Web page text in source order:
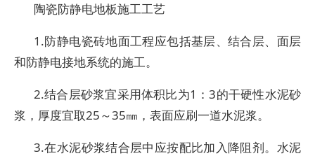
陶瓷防静电地板施工工艺
1.防静电瓷砖地面工程应包括基层、结合层、面层
和防静电接地系统的施工。
2.结合层砂浆宜采用体积比为1：3的干硬性水泥砂
浆，厚度宜取25～35㎜，表面应刷一道水泥浆。
3.在水泥砂浆结合层中应按配比加入降阻剂。水泥